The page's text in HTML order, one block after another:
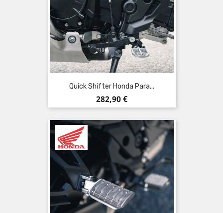
Quick Shifter Honda Para...
Precio
282,90 €